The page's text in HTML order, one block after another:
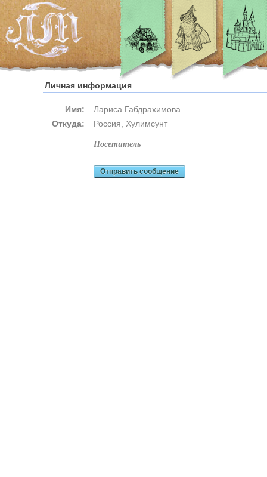
Личная информация
Имя:
Лариса Габдрахимова
Откуда:
Россия, Хулимсунт
посетитель
Отправить сообщение